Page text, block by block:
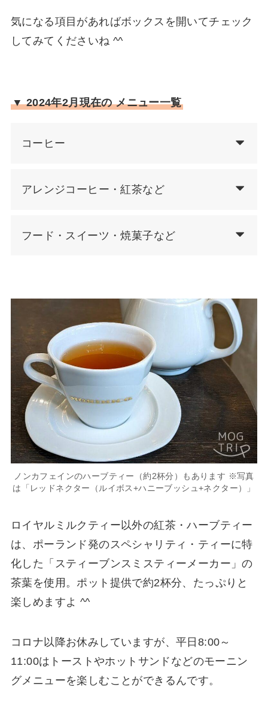
気になる項目があればボックスを開いてチェック
してみてくださいね ^^
▼ 2024年2月現在の メニュー一覧
コーヒー
アレンジコーヒー・紅茶など
フード・スイーツ・焼菓子など
ノンカフェインのハーブティー（約2杯分）もあります ※写真
は「レッドネクター（ルイボス+ハニーブッシュ+ネクター）」
ロイヤルミルクティー以外の紅茶・ハーブティー
は、ポーランド発のスペシャリティ・ティーに特
化した「スティーブンスミスティーメーカー」の
茶葉を使用。ポット提供で約2杯分、たっぷりと
楽しめますよ ^^
コロナ以降お休みしていますが、平日8:00～
11:00はトーストやホットサンドなどのモーニン
グメニューを楽しむことができるんです。